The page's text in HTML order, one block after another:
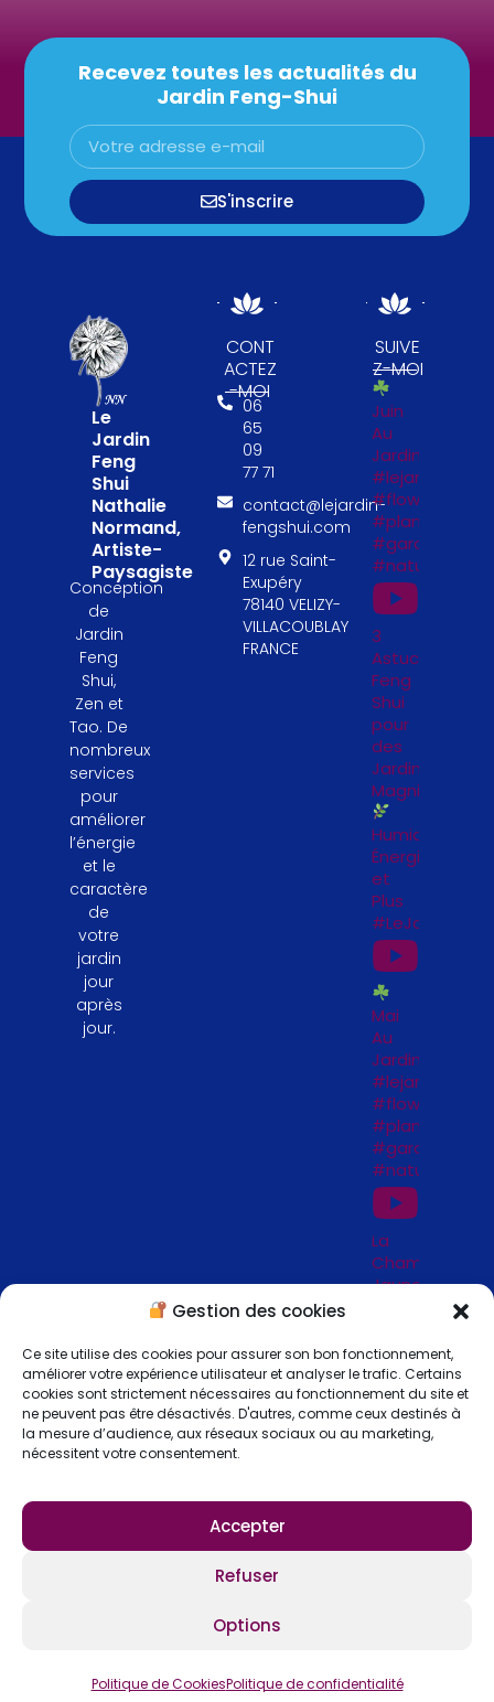
Gestion des cookies
Ce site utilise des cookies pour assurer son bon fonctionnement,
améliorer votre expérience utilisateur et analyser le trafic. Certains
cookies sont strictement nécessaires au fonctionnement du site et
ne peuvent pas être désactivés. D'autres, comme ceux destinés à
la mesure d’audience, aux réseaux sociaux ou au marketing,
nécessitent votre consentement.
Accepter
Refuser
Options
Politique de CookiesPolitique de confidentialité
Recevez toutes les actualités du
Jardin Feng-Shui
S'inscrire
Le
Jardin
Feng
Shui
Nathalie
Normand,
Artiste-
Paysagiste
Conception
de
Jardin
Feng
Shui,
Zen et
Tao. De
nombreux
services
pour
améliorer
l’énergie
et le
caractère
de
votre
jardin
jour
après
jour.
CONT
ACTEZ
-MOI
06
65
09
77 71
contact@lejardin-
fengshui.com
12 rue Saint-
Exupéry
78140 VELIZY-
VILLACOUBLAY
FRANCE
SUIVE
Z-MOI
Juin
Au
Jardin
#flowers
#garden
#naturelovers
3
Astuces
Feng
Shui
pour
des
Jardinières
Magnifiques
Humidité,
Énergie
et
Plus
Mai
Au
Jardin
#flowers
#garden
#naturelovers
La
Chambre
Jaune
de
Séricourt
_ 62
Copyright © 2026 Lejardin-fengshui.com
Réalisé parAngelysProd.com